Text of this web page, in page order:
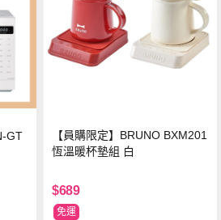
GT
【員購限定】BRUNO BXM201
恆溫暖杯墊組 白
$689
免運